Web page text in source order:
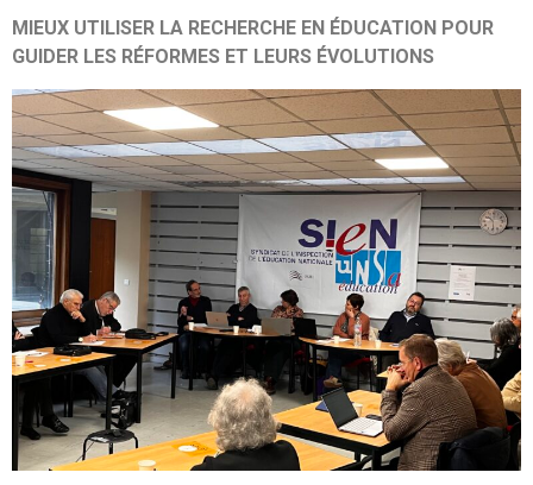
MIEUX UTILISER LA RECHERCHE EN ÉDUCATION POUR
GUIDER LES RÉFORMES ET LEURS ÉVOLUTIONS